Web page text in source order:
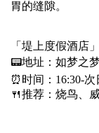
胃的缝隙。
「堤上度假酒店」
📟地址：如梦之
⏰时间：16:30-次
🍴推荐：烧鸟、